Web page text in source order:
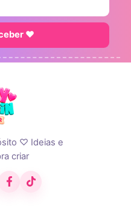
♥
♡ Ideias e
criar
Facebook
TikTok